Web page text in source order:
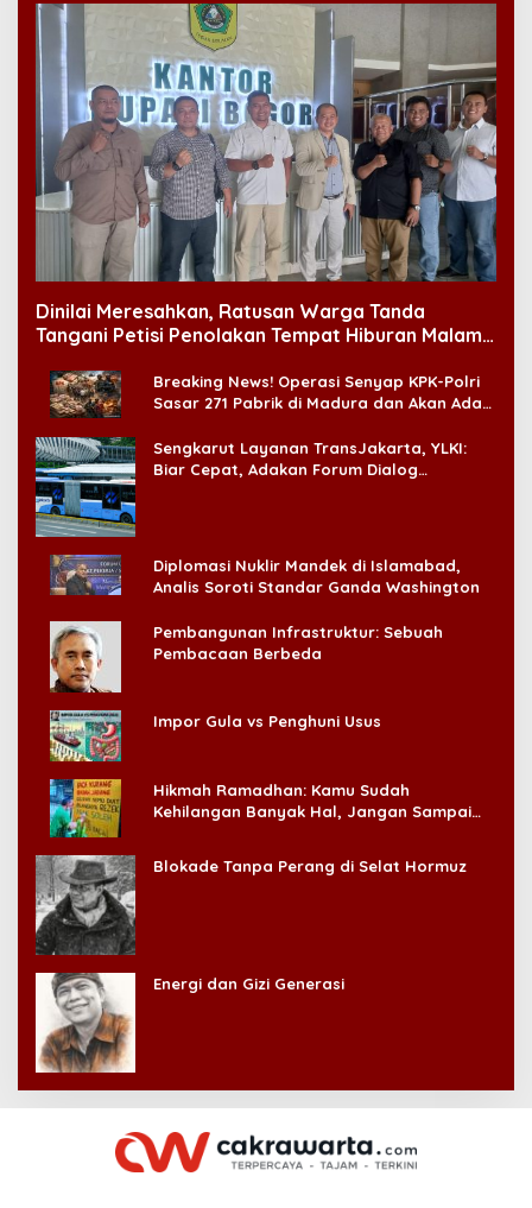
Dinilai Meresahkan, Ratusan Warga Tanda
Tangani Petisi Penolakan Tempat Hiburan Malam
Breaking News! Operasi Senyap KPK-Polri
Sasar 271 Pabrik di Madura dan Akan Ada
Sengkarut Layanan TransJakarta, YLKI:
Biar Cepat, Adakan Forum Dialog
Diplomasi Nuklir Mandek di Islamabad,
Analis Soroti Standar Ganda Washington
Pembangunan Infrastruktur: Sebuah
Pembacaan Berbeda
Impor Gula vs Penghuni Usus
Hikmah Ramadhan: Kamu Sudah
Kehilangan Banyak Hal, Jangan Sampai
Blokade Tanpa Perang di Selat Hormuz
Energi dan Gizi Generasi